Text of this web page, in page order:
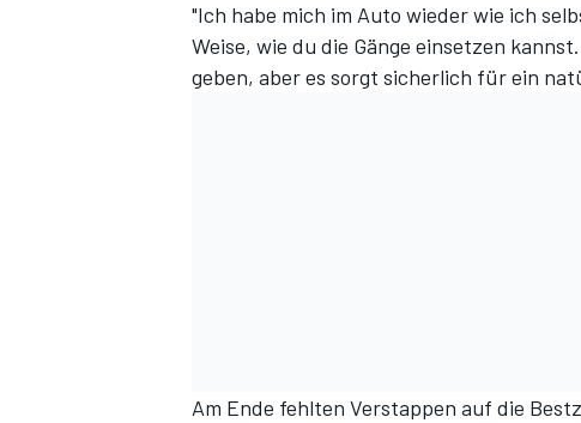
SPORTWAGEN
"Ich habe mich im Auto wieder wie ich
Weise, wie du die Gänge einsetzen
geben, aber es sorgt sicherlich für ein
Am Ende fehlten Verstappen auf die